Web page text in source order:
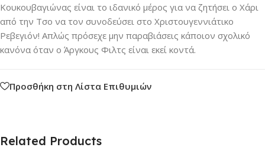
Κουκουβαγιώνας είναι το ιδανικό μέρος για να ζητήσει ο Χάρι
από την Τσο να τον συνοδεύσει στο Χριστουγεννιάτικο
Ρεβεγιόν! Απλώς πρόσεχε μην παραβιάσεις κάποιον σχολικό
κανόνα όταν ο Άργκους Φιλτς είναι εκεί κοντά.
Προσθήκη στη Λίστα Επιθυμιών
Related Products